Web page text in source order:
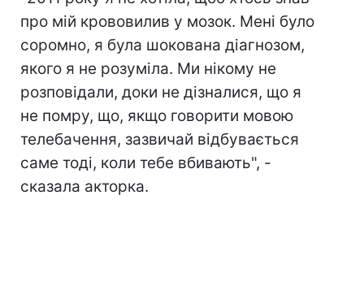
про мій крововилив у мозок. Мені було
соромно, я була шокована діагнозом,
якого я не розуміла. Ми нікому не
розповідали, доки не дізналися, що я
не помру, що, якщо говорити мовою
телебачення, зазвичай відбувається
саме тоді, коли тебе вбивають", -
сказала акторка.